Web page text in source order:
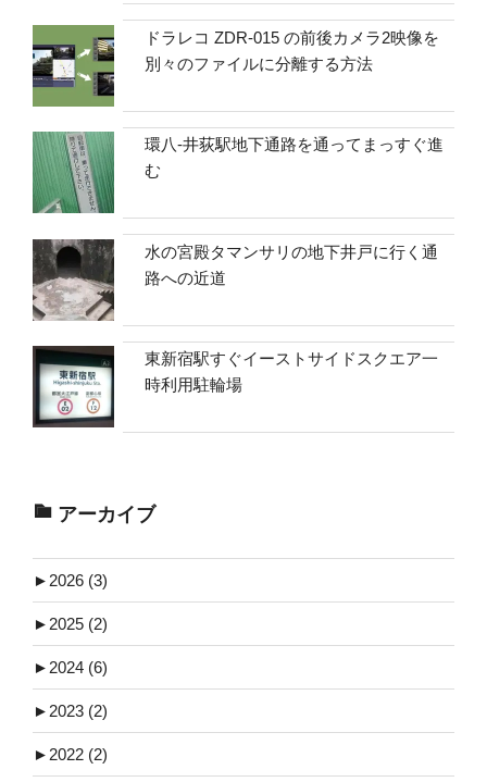
ドラレコ ZDR-015 の前後カメラ2映像を
別々のファイルに分離する方法
環八-井荻駅地下通路を通ってまっすぐ進
む
水の宮殿タマンサリの地下井戸に行く通
路への近道
東新宿駅すぐイーストサイドスクエア一
時利用駐輪場
アーカイブ
► 2026 (3)
► 2025 (2)
► 2024 (6)
► 2023 (2)
► 2022 (2)